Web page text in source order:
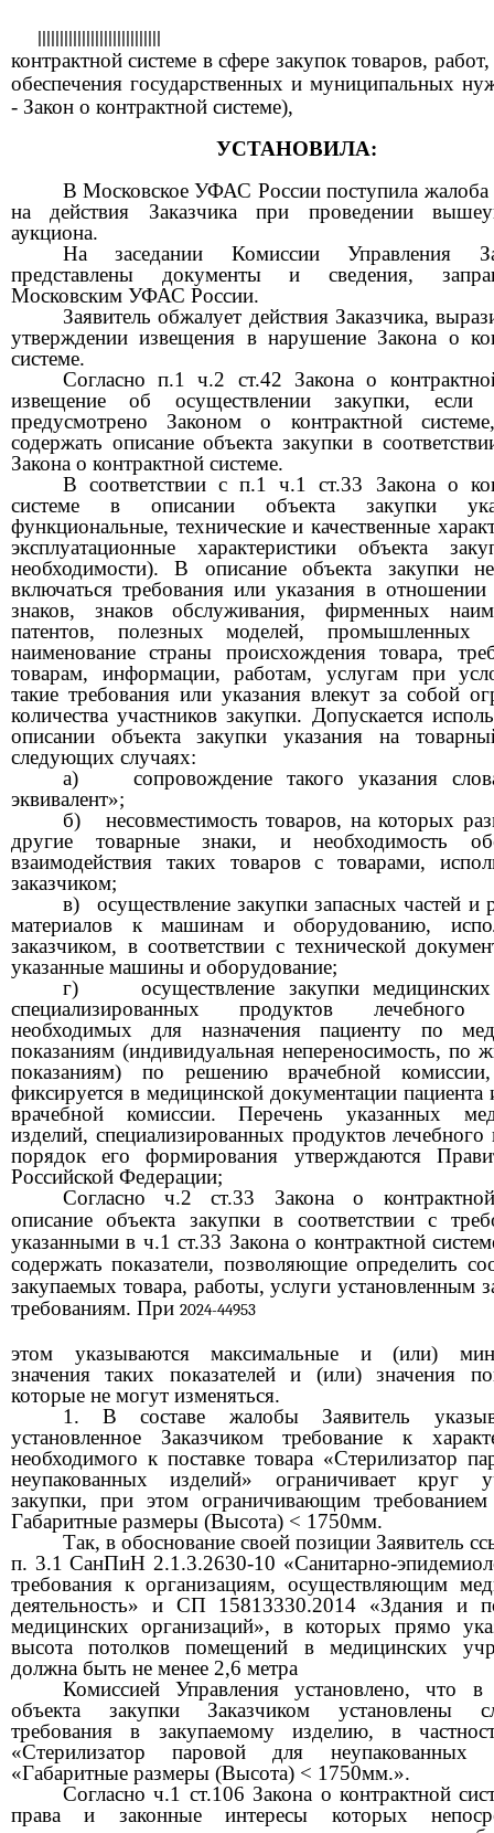
||||||||||||||||||||||||||||
контрактной системе в сфере закупок товаров,
обеспечения государственных и муниципальных
- Закон о контрактной системе),
УСТАНОВИЛА:
В Московское УФАС России поступила жалоба
на действия Заказчика при проведении
аукциона.
На заседании Комиссии Управления
представлены документы и сведения,
Московским УФАС России.
Заявитель обжалует действия Заказчика,
утверждении извещения в нарушение Закона о
системе.
Согласно п.1 ч.2 ст.42 Закона о
извещение об осуществлении закупки,
предусмотрено Законом о контрактной
содержать описание объекта закупки в
Закона о контрактной системе.
В соответствии с п.1 ч.1 ст.33 Закона о
системе в описании объекта закупки
функциональные, технические и качественные
эксплуатационные характеристики объекта
необходимости). В описание объекта закупки
включаться требования или указания в
знаков, знаков обслуживания, фирменных
патентов, полезных моделей, промышленных
наименование страны происхождения товара,
товарам, информации, работам, услугам при
такие требования или указания влекут за собой
количества участников закупки. Допускается
описании объекта закупки указания на
следующих случаях:
а)
сопровождение такого указания
эквивалент»;
б)
несовместимость товаров, на которых
другие товарные знаки, и необходимость
взаимодействия таких товаров с товарами,
заказчиком;
в)
осуществление закупки запасных частей и
материалов к машинам и оборудованию,
заказчиком, в соответствии с технической
указанные машины и оборудование;
г)
осуществление закупки
специализированных продуктов лечебного
необходимых для назначения пациенту по
показаниям (индивидуальная непереносимость, по
показаниям) по решению врачебной
фиксируется в медицинской документации пациента
врачебной комиссии. Перечень указанных
изделий, специализированных продуктов лечебного
порядок его формирования утверждаются
Российской Федерации;
Согласно ч.2 ст.33 Закона о
описание объекта закупки в соответствии с
указанными в ч.1 ст.33 Закона о контрактной
содержать показатели, позволяющие определить
закупаемых товара, работы, услуги установленным
требованиям. При 2024-44953
этом указываются максимальные и (или)
значения таких показателей и (или) значения
которые не могут изменяться.
1. В составе жалобы Заявитель
установленное Заказчиком требование к
необходимого к поставке товара «Стерилизатор
неупакованных изделий» ограничивает круг
закупки, при этом ограничивающим требованием
Габаритные размеры (Высота) < 1750мм.
Так, в обоснование своей позиции Заявитель
п. 3.1 СанПиН 2.1.3.2630-10 «Санитарно-
требования к организациям, осуществляющим
деятельность» и СП 15813330.2014 «Здания и
медицинских организаций», в которых прямо
высота потолков помещений в медицинских
должна быть не менее 2,6 метра
Комиссией Управления установлено, что в
объекта закупки Заказчиком установлены
требования в закупаемому изделию, в
«Стерилизатор паровой для неупакованных
«Габаритные размеры (Высота) < 1750мм.».
Согласно ч.1 ст.106 Закона о контрактной
права и законные интересы которых